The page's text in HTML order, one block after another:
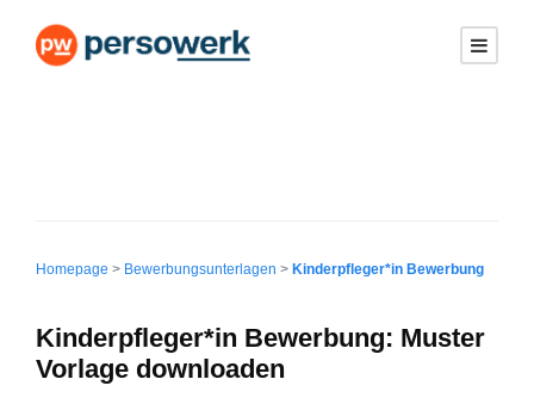
Homepage > Bewerbungsunterlagen > Kinderpfleger*in Bewerbung
Kinderpfleger*in Bewerbung: Muster
Vorlage downloaden